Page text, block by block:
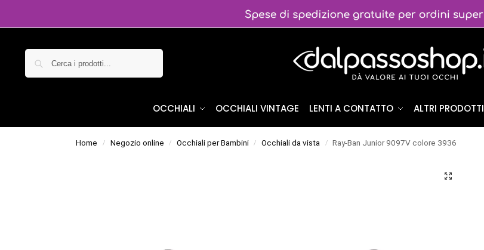
OCCHIALI OCCHIALI VINTAGE LENTI A CONTATTO ALTRI PRODOTTI
Home / Negozio online / Occhiali per Bambini / Occhiali da vista / Ray-Ban Junior 9097V colore 3936